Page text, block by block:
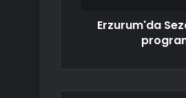
Erzurum'da